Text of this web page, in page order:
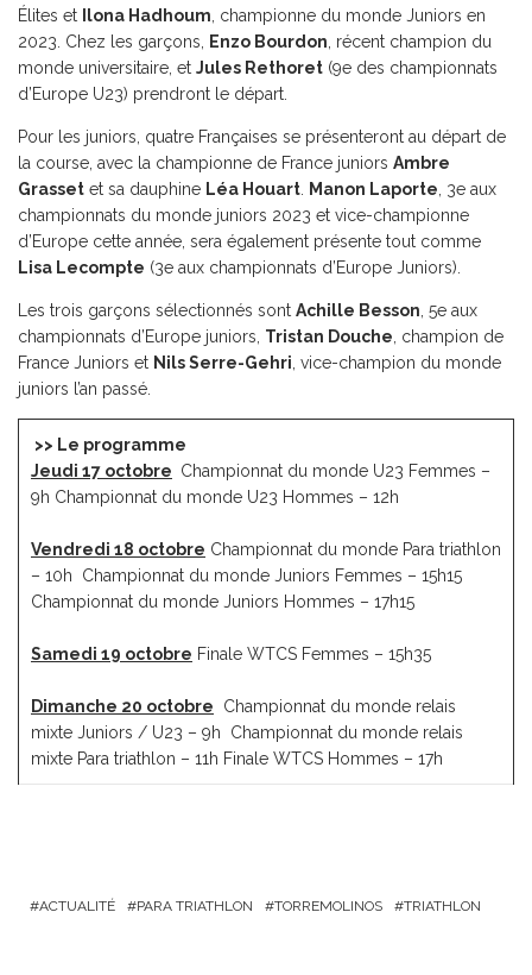
Élites et
Ilona Hadhoum , championne du monde Juniors en
2023. Chez les garçons,
Enzo Bourdon , récent champion du
monde universitaire, et Jules Rethoret (9e des championnats
d’Europe U23) prendront le départ.
Pour les juniors, quatre Françaises se présenteront au départ de
la course, avec la championne de France juniors Ambre
Grasset et sa dauphine Léa Houart Manon Laporte , 3e aux
championnats du monde juniors 2023 et vice-championne
d’Europe cette année, sera également présente tout comme
Lisa Lecompte (3e aux championnats d’Europe Juniors).
Les trois garçons sélectionnés sont Achille Besson , 5e aux
championnats d’Europe juniors, Tristan Douche , champion de
France Juniors et Nils Serre-Gehri , vice-champion du monde
juniors l’an passé.
>> Le programme
Jeudi 17 octobre Championnat du monde U23 Femmes –
9h Championnat du monde U23 Hommes – 12h
Vendredi 18 octobre Championnat du monde Para triathlon
– 10h Championnat du monde Juniors Femmes – 15h15
Championnat du monde Juniors Hommes – 17h15
Samedi 19 octobre Finale WTCS Femmes – 15h35
Dimanche 20 octobre Championnat du monde relais
mixte Juniors / U23 – 9h Championnat du monde relais
mixte Para triathlon – 11h Finale WTCS Hommes – 17h
ACTUALITÉ PARA TRIATHLON TORREMOLINOS TRIATHLON